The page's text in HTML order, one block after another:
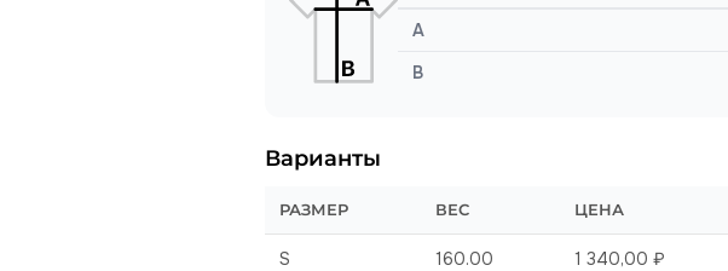
A
B
Варианты
РАЗМЕР ВЕС ЦЕНА
S 160.00 1 340,00 ₽